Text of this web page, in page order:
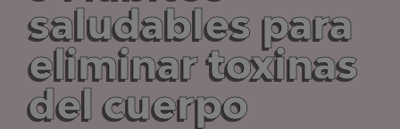
saludables para
eliminar toxinas
del cuerpo